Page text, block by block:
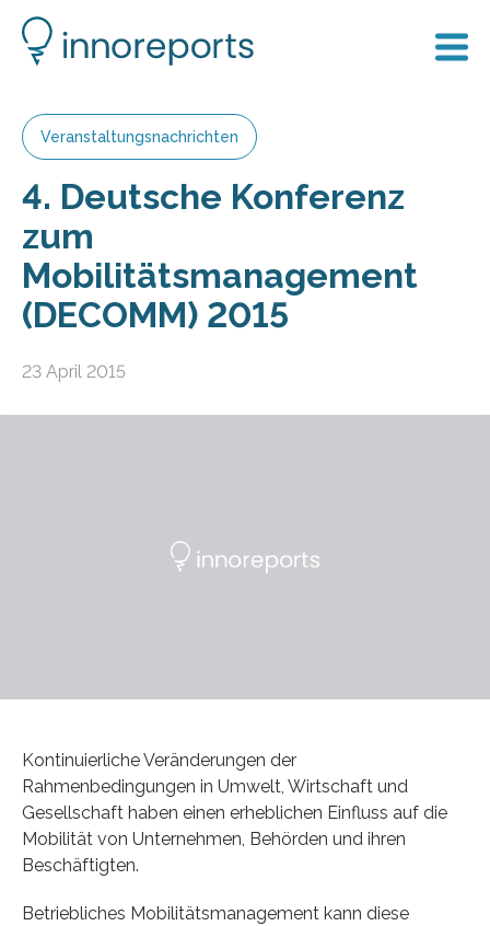
Veranstaltungsnachrichten
4. Deutsche Konferenz
zum
Mobilitätsmanagement
(DECOMM) 2015
23 April 2015
Kontinuierliche Veränderungen der
Rahmenbedingungen in Umwelt, Wirtschaft und
Gesellschaft haben einen erheblichen Einfluss auf die
Mobilität von Unternehmen, Behörden und ihren
Beschäftigten.
Betriebliches Mobilitätsmanagement kann diese